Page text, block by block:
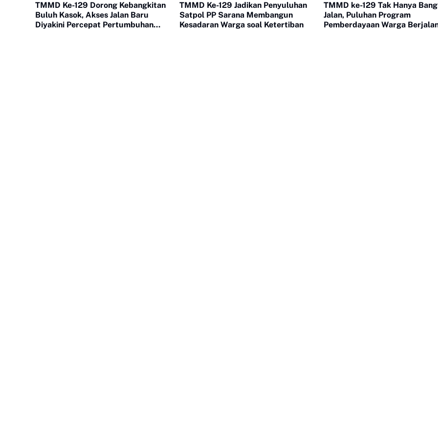
TMMD Ke-129 Dorong Kebangkitan
Buluh Kasok, Akses Jalan Baru
Diyakini Percepat Pertumbuhan
TMMD Ke-129 Jadikan Penyuluhan
Satpol PP Sarana Membangun
Kesadaran Warga soal Ketertiban
TMMD ke-129 Tak Hanya
Jalan, Puluhan Program
Pemberdayaan Warga